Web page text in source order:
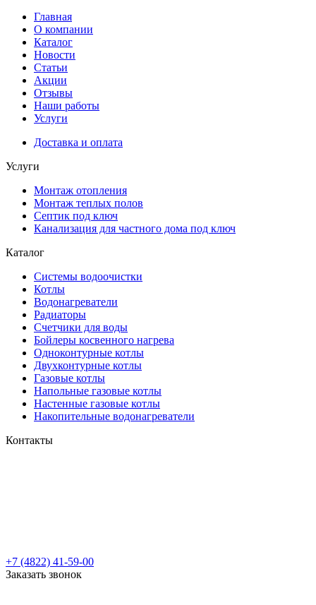
Главная
О компании
Каталог
Новости
Статьи
Акции
Отзывы
Наши работы
Услуги
Доставка и оплата
Услуги
Монтаж отопления
Монтаж теплых полов
Септик под ключ
Канализация для частного дома под ключ
Каталог
Системы водоочистки
Котлы
Водонагреватели
Радиаторы
Cчетчики для воды
Бойлеры косвенного нагрева
Одноконтурные котлы
Двухконтурные котлы
Газовые котлы
Напольные газовые котлы
Настенные газовые котлы
Накопительные водонагреватели
Контакты
+7 (4822) 41-59-00
Заказать звонок